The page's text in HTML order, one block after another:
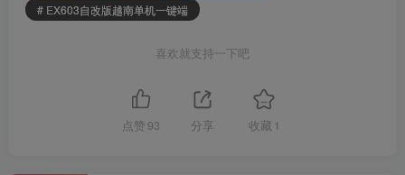
# EX603自改版越南单机一键端
喜欢就支持一下吧
点赞 93 分享 收藏 1